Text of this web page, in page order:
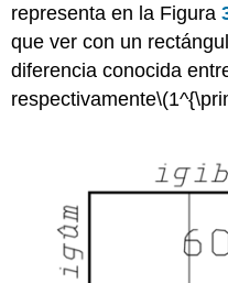
representa en la Figura
que ver con un
diferencia conocida
respectivamente